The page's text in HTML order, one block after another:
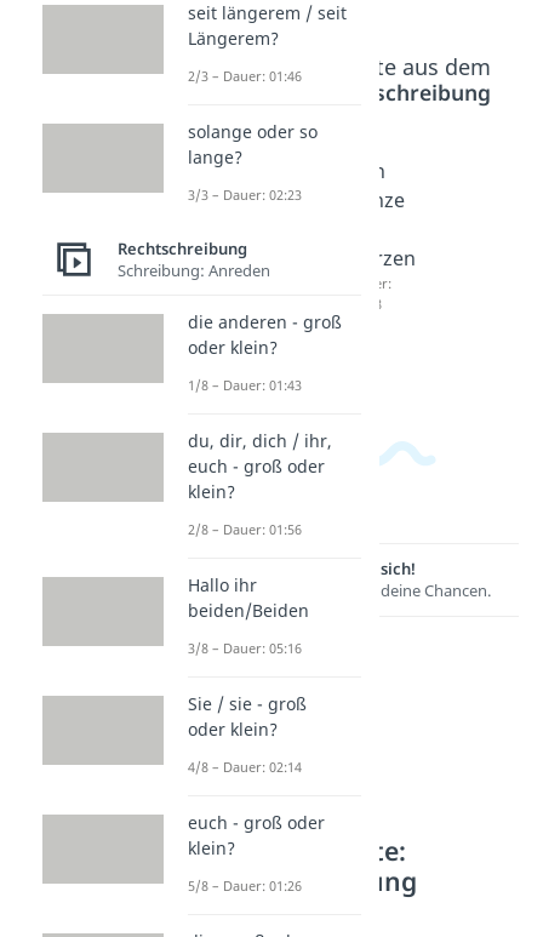
Beliebte Inhalte aus dem
Rechtschreibung
Danke
der
age
für
it
Dauer:
Von
ganze
Herzen
Dauer:
01:18
Lernen lohnt sich!
Entdecke hier deine Chancen.
Weitere Inhalte:
Rechtschreibung
seit längerem / seit
Längerem?
2/3 – Dauer: 01:46
solange oder so
lange?
3/3 – Dauer: 02:23
Rechtschreibung
Schreibung: Anreden
die anderen - groß
oder klein?
1/8 – Dauer: 01:43
du, dir, dich / ihr,
euch - groß oder
klein?
2/8 – Dauer: 01:56
Hallo ihr
beiden/Beiden
3/8 – Dauer: 05:16
Sie / sie - groß
oder klein?
4/8 – Dauer: 02:14
euch - groß oder
klein?
5/8 – Dauer: 01:26